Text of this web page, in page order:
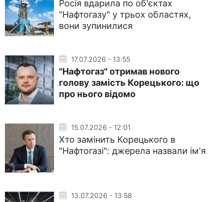
Росія вдарила по об'єктах
"Нафтогазу" у трьох областях,
вони зупинилися
17.07.2026 - 13:55
"Нафтогаз" отримав нового
голову замість Корецького: що
про нього відомо
15.07.2026 - 12:01
Хто замінить Корецького в
"Нафтогазі": джерела назвали ім'я
13.07.2026 - 13:58